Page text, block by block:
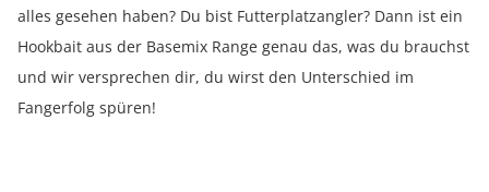
alles gesehen haben? Du bist Futterplatzangler? Dann ist ein
Hookbait aus der Basemix Range genau das, was du brauchst
und wir versprechen dir, du wirst den Unterschied im
Fangerfolg spüren!